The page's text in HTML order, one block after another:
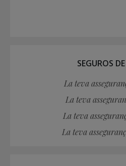
SEGUROS
La teva
La teva
La teva
La teva